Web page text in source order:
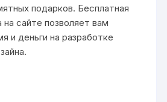
подарков. Бесплатная
на сайте позволяет вам
и деньги на разработке